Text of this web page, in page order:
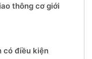
thông cơ giới
có điều kiện